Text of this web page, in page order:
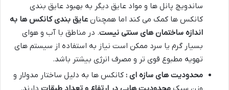
ساندویچ پانل ها و مواد عایق دیگر به بهبود عایق بندی
کانکس ها کمک می کند اما همچنان عایق بندی کانکس ها به
اندازه ساختمان های سنتی نیست. در مناطق با آب و هوای
بسیار گرم یا سرد ممکن است نیاز به استفاده از سیستم های
تهویه مطبوع قوی تر و مصرف انرژی بیشتر باشد.
محدودیت های سازه ای : کانکس ها به دلیل ساختار مدولار و